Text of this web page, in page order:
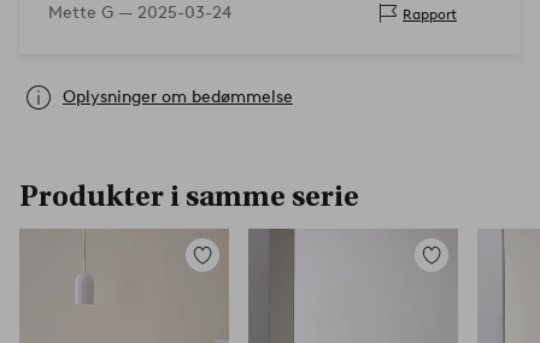
gevindet h…
Mette G — 2025-03-24 Rapport
Oplysninger om bedømmelse
Produkter i samme serie
Tilføj
Tilføj